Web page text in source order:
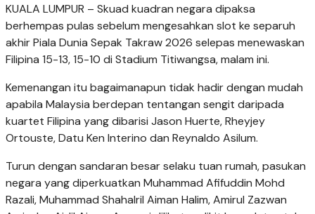
KUALA LUMPUR – Skuad kuadran negara dipaksa
berhempas pulas sebelum mengesahkan slot ke separuh
akhir Piala Dunia Sepak Takraw 2026 selepas menewaskan
Filipina 15-13, 15-10 di Stadium Titiwangsa, malam ini.
Kemenangan itu bagaimanapun tidak hadir dengan mudah
apabila Malaysia berdepan tentangan sengit daripada
kuartet Filipina yang dibarisi Jason Huerte, Rheyjey
Ortouste, Datu Ken Interino dan Reynaldo Asilum.
Turun dengan sandaran besar selaku tuan rumah, pasukan
negara yang diperkuatkan Muhammad Afifuddin Mohd
Razali, Muhammad Shahalril Aiman Halim, Amirul Zazwan